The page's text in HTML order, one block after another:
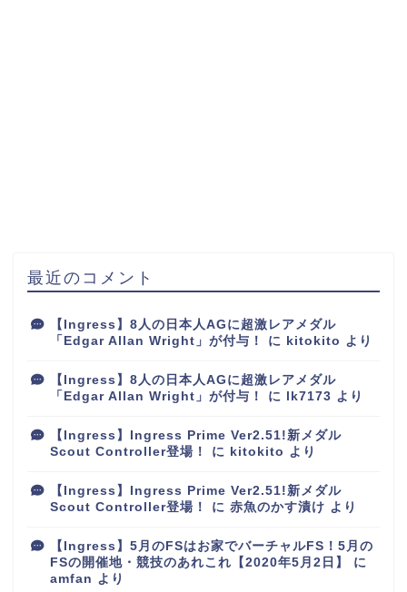
最近のコメント
【Ingress】8人の日本人AGに超激レアメダル
「Edgar Allan Wright」が付与！
に kitokito より
【Ingress】8人の日本人AGに超激レアメダル
「Edgar Allan Wright」が付与！
に lk7173 より
【Ingress】Ingress Prime Ver2.51!新メダル
Scout Controller登場！
に kitokito より
【Ingress】Ingress Prime Ver2.51!新メダル
Scout Controller登場！
に 赤魚のかす漬け より
【Ingress】5月のFSはお家でバーチャルFS！5月の
FSの開催地・競技のあれこれ【2020年5月2日】
に
amfan より